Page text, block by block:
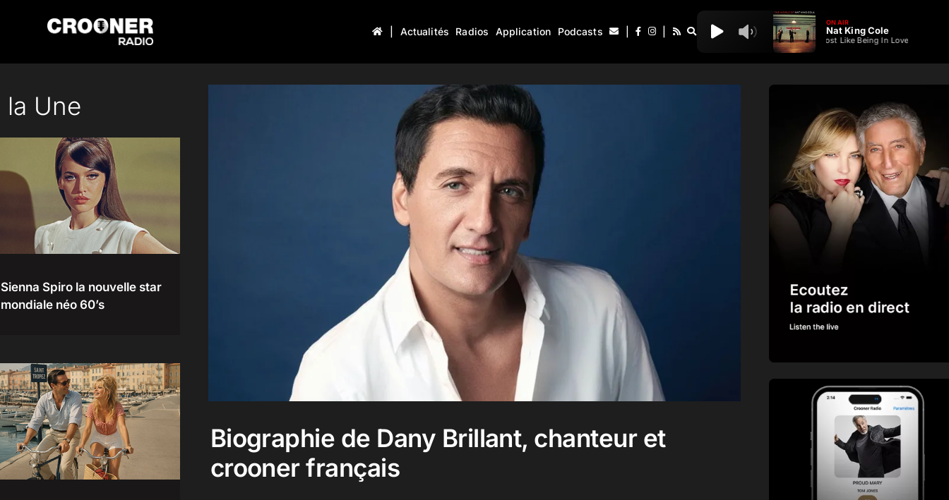
Actualités Radios Application Podcasts
ON AIR
Nat King Cole
Almost Like Being In Love
la Une
Sienna Spiro la nouvelle star
mondiale néo 60’s
Biographie de Dany Brillant, chanteur et
crooner français